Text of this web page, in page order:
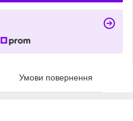
Умови повернення